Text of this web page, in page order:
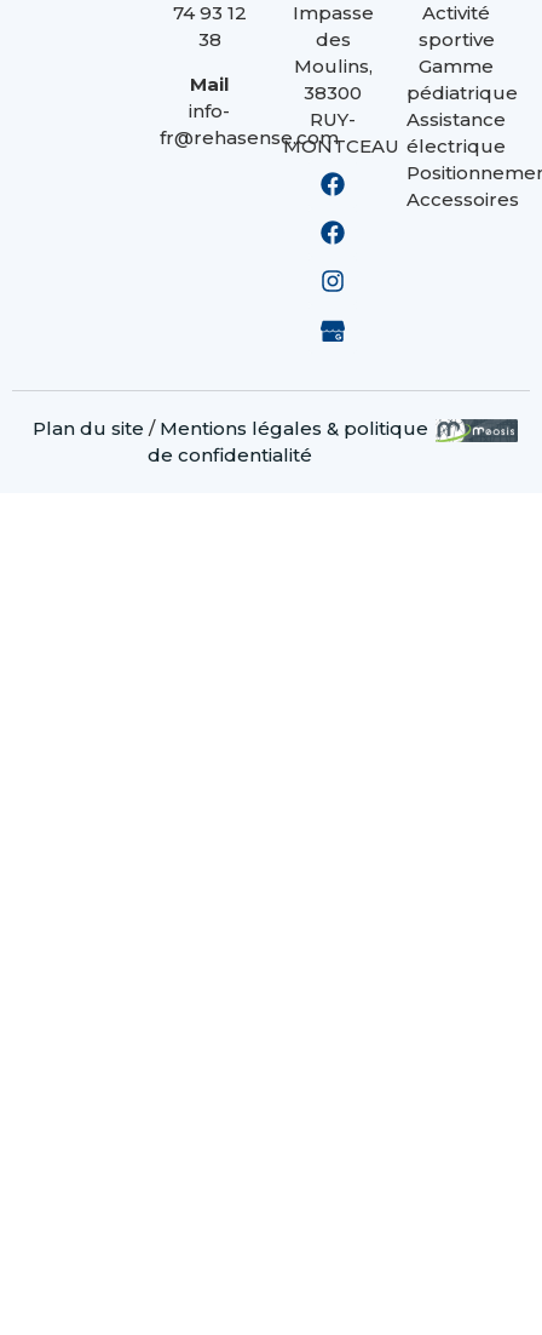
74 93 12
38
Mail
info-
fr@rehasense.com
Impasse
des
Moulins,
38300
RUY-
MONTCEAU
Activité
sportive
Gamme
pédiatrique
Assistance
électrique
Accessoires
Plan du site / Mentions légales & politique
de confidentialité